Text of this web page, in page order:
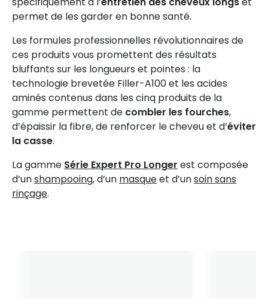
permet de les garder en bonne santé.
Les formules professionnelles révolutionnaires de
ces produits vous promettent des résultats
bluffants sur les longueurs et pointes : la
technologie brevetée Filler-A100 et les acides
aminés contenus dans les cinq produits de la
gamme permettent de combler les fourches,
d’épaissir la fibre, de renforcer le cheveu et d’éviter
la casse.
La gamme Série Expert Pro Longer est composée
d’unshampooing, d’un masqueet d’unsoin sans
rinçage.